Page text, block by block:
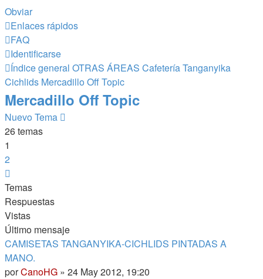
Obviar
Enlaces rápidos
FAQ
Identificarse
Índice general OTRAS ÁREAS Cafetería Tanganyika
Cichlids Mercadillo Off Topic
Mercadillo Off Topic
Nuevo Tema
26 temas
1
2
Temas
Respuestas
Vistas
Último mensaje
CAMISETAS TANGANYIKA-CICHLIDS PINTADAS A
MANO.
porCanoHG » 24 May 2012, 19:20